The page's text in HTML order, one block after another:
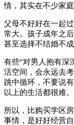
情，其实在不少家庭
父母不好好在一起
常大。孩子成年之
甚至选择不结婚不成
有些“对男人抱有深
活空间，会永远去
跳中循环，不要说
以上的生活都很难。
所以，比购买学区
事情，是好好经营